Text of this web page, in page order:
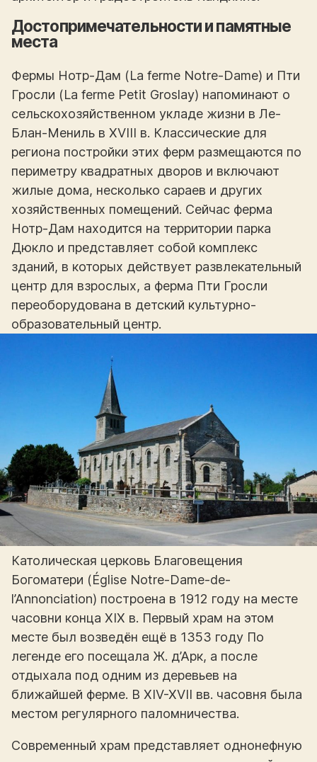
Достопримечательности и памятные
места
Фермы Нотр-Дам (La ferme Notre-Dame) и Пти
Гросли (La ferme Petit Groslay) напоминают о
сельскохозяйственном укладе жизни в Ле-
Блан-Мениль в XVIII в. Классические для
региона постройки этих ферм размещаются по
периметру квадратных дворов и включают
жилые дома, несколько сараев и других
хозяйственных помещений. Сейчас ферма
Нотр-Дам находится на территории парка
Дюкло и представляет собой комплекс
зданий, в которых действует развлекательный
центр для взрослых, а ферма Пти Гросли
переоборудована в детский культурно-
образовательный центр.
Католическая церковь Благовещения
Богоматери (Église Notre-Dame-de-
l’Annonciation) построена в 1912 году на месте
часовни конца XIX в. Первый храм на этом
месте был возведён ещё в 1353 году По
легенде его посещала Ж. д’Арк, а после
отдыхала под одним из деревьев на
ближайшей ферме. В XIV-XVII вв. часовня была
местом регулярного паломничества.
Современный храм представляет однонефную